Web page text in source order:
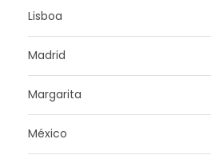
Lisboa
Madrid
Margarita
México